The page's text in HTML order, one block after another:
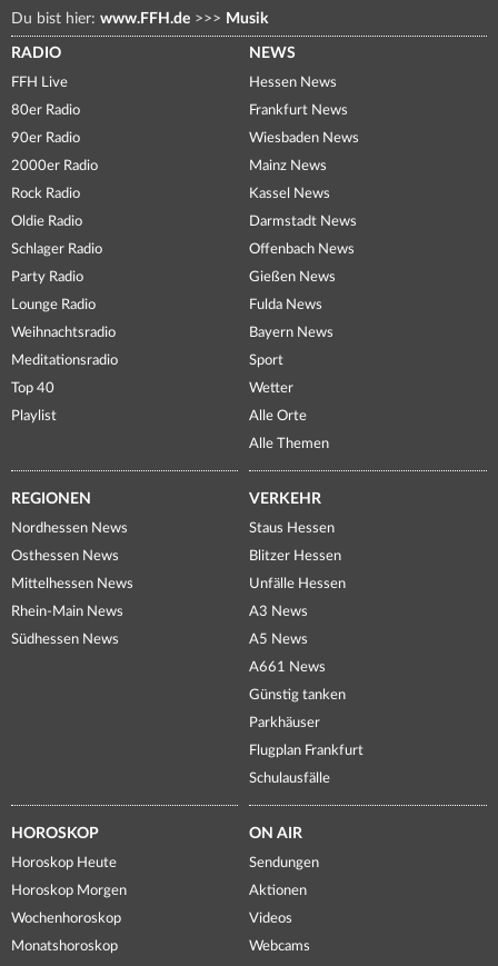
Du bist hier: www.FFH.de >>> Musik
RADIO
FFH Live
80er Radio
90er Radio
2000er Radio
Rock Radio
Oldie Radio
Schlager Radio
Party Radio
Lounge Radio
Weihnachtsradio
Meditationsradio
Top 40
Playlist
NEWS
Hessen News
Frankfurt News
Wiesbaden News
Mainz News
Kassel News
Darmstadt News
Offenbach News
Gießen News
Fulda News
Bayern News
Sport
Wetter
Alle Orte
Alle Themen
REGIONEN
Nordhessen News
Osthessen News
Mittelhessen News
Rhein-Main News
Südhessen News
VERKEHR
Staus Hessen
Blitzer Hessen
Unfälle Hessen
A3 News
A5 News
A661 News
Günstig tanken
Parkhäuser
Flugplan Frankfurt
Schulausfälle
HOROSKOP
Horoskop Heute
Horoskop Morgen
Wochenhoroskop
Monatshoroskop
ON AIR
Sendungen
Aktionen
Videos
Webcams